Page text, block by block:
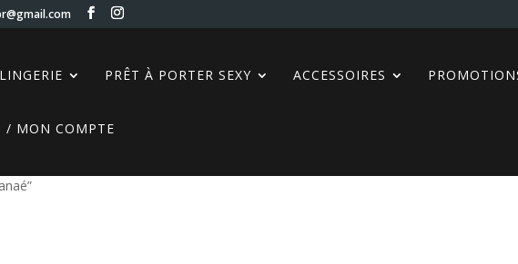
LINGERIE PRÊT À PORTER SEXY ACCESSOIRES
/ MON COMPTE